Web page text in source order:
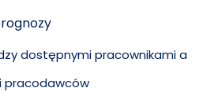
dostępnymi pracownikami a
pracodawców